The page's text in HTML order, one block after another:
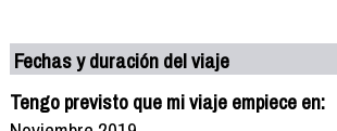
Fechas y duración del viaje
Tengo previsto que mi viaje empiece en: